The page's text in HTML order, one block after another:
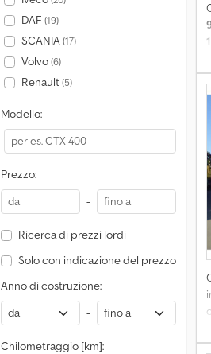
DAF (19)
SCANIA(17)
Volvo(6)
Renault(5)
Modello:
Prezzo:
-
Ricerca di prezzi lordi
Solo con indicazione del prezzo
Anno di costruzione:
-
Chilometraggio [km]: